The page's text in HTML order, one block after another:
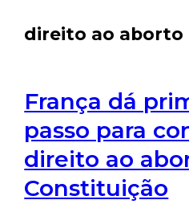
direito ao aborto
França dá
passo para
direito ao
Constituição